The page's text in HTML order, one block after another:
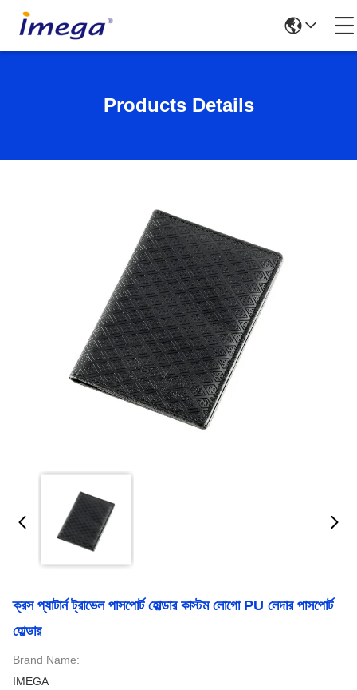
Products Details
ক্রস প্যাটার্ন ট্রাভেল পাসপোর্ট হোল্ডার কাস্টম লোগো PU লেদার পাসপোর্ট
হোল্ডার
Brand Name:
IMEGA